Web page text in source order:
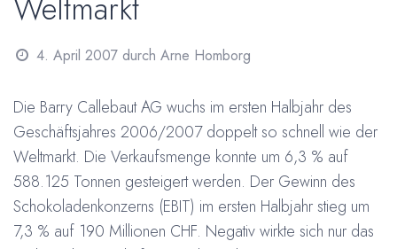
4. April 2007 durch Arne Homborg
Die Barry Callebaut AG wuchs im ersten Halbjahr des
Geschäftsjahres 2006/2007 doppelt so schnell wie der
Weltmarkt. Die Verkaufsmenge konnte um 6,3 % auf
588.125 Tonnen gesteigert werden. Der Gewinn des
Schokoladenkonzerns (EBIT) im ersten Halbjahr stieg um
7,3 % auf 190 Millionen CHF. Negativ wirkte sich nur das